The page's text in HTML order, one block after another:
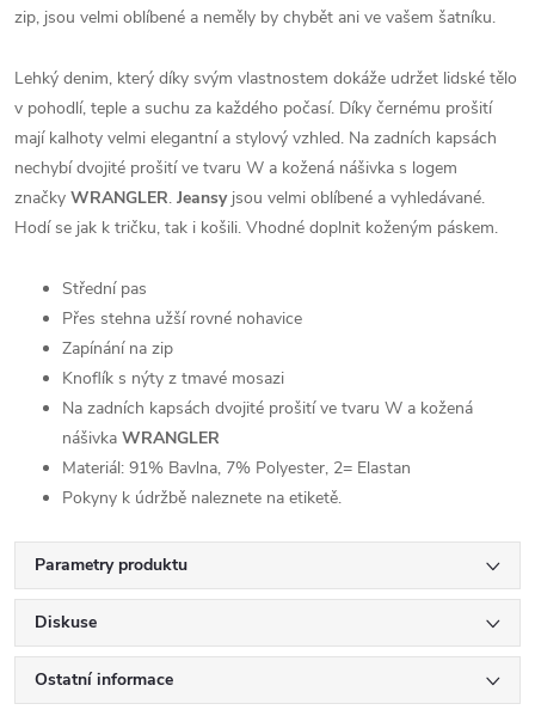
zip, jsou velmi oblíbené a neměly by chybět ani ve vašem šatníku.
Lehký denim, který díky svým vlastnostem dokáže udržet lidské tělo
v pohodlí, teple a suchu za každého počasí. Díky černému prošití
mají kalhoty velmi elegantní a stylový vzhled. Na zadních kapsách
nechybí dvojité prošití ve tvaru W a kožená nášivka s logem
značky WRANGLER. Jeansyjsou velmi oblíbené a vyhledávané.
Hodí se jak k tričku, tak i košili. Vhodné doplnit koženým páskem.
Střední pas
Přes stehna užší rovné nohavice
Zapínání na zip
Knoflík s nýty z tmavé mosazi
Na zadních kapsách dvojité prošití ve tvaru W a kožená
nášivka WRANGLER
Materiál: 91% Bavlna, 7% Polyester, 2= Elastan
Pokyny k údržbě naleznete na etiketě.
Parametry produktu
Diskuse
Ostatní informace